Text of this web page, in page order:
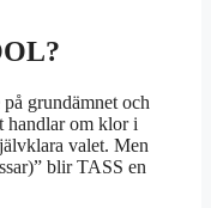
grundämnet och
handlar om klor i
valet. Men
blir TASS en